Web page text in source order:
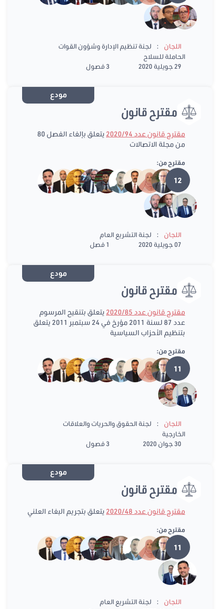
اللجان :
لجنة تنظيم الإدارة وشؤون القوات
الحاملة للسلاح
29 جويلية 2020
3 فصول
مودع
مقترح قانون
مقترح قانون عدد 2020/94
يتعلق بإلغاء الفصل 80
من مجلة الاتصالات
مقترح من:
12
اللجان :
لجنة التشريع العام
07 جويلية 2020
1 فصل
مودع
مقترح قانون
مقترح قانون عدد 2020/85
يتعلق بتنقيح المرسوم
عدد 87 لسنة 2011 مؤرخ في 24 سبتمبر 2011 يتعلق
بتنظيم الأحزاب السياسية
مقترح من:
11
اللجان :
لجنة الحقوق والحريات والعلاقات
الخارجية
30 جوان 2020
3 فصول
مودع
مقترح قانون
مقترح قانون عدد 2020/48 يتعلق بتجريم البغاء العلني
مقترح من:
11
اللجان :
لجنة التشريع العام